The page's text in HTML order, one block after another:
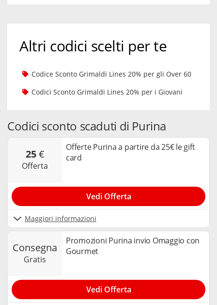
Altri codici scelti per te
Codice Sconto Grimaldi Lines 20% per gli Over 60
Codici Sconto Grimaldi Lines 20% per i Giovani
Codici sconto scaduti di Purina
25€
offerta
Offerte Purina a partire da 25€ le gift
card
Maggiori informazioni
Vedi Offerta
consegna
gratis
Promozioni Purina invio Omaggio con
Gourmet
Vedi Offerta